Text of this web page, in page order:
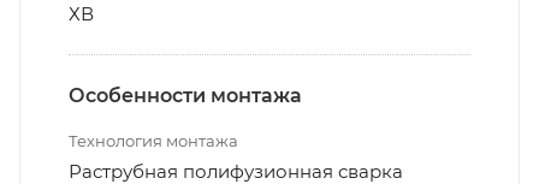
ХВ
Особенности монтажа
Технология монтажа
Раструбная полифузионная сварка